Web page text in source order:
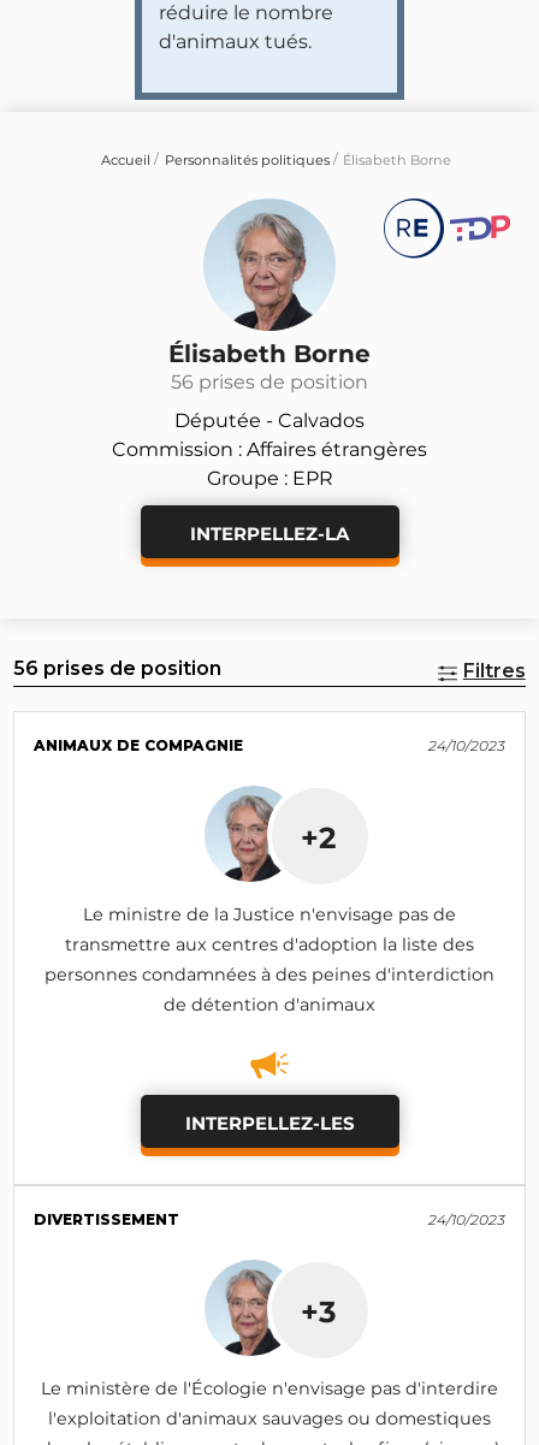
réduire le nombre
d'animaux tués.
Accueil Personnalités politiques Élisabeth Borne
Élisabeth Borne
56 prises de position
Députée - Calvados
Commission : Affaires étrangères
Groupe : EPR
INTERPELLEZ-LA
56 prises de position Filtres
ANIMAUX DE COMPAGNIE 24/10/2023
+2
Le ministre de la Justice n'envisage pas de
transmettre aux centres d'adoption la liste des
personnes condamnées à des peines d'interdiction
de détention d'animaux
INTERPELLEZ-LES
DIVERTISSEMENT 24/10/2023
+3
Le ministère de l'Écologie n'envisage pas d'interdire
l'exploitation d'animaux sauvages ou domestiques